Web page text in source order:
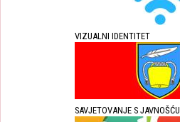
VIZUALNI IDENTITET
SAVJETOVANJE S JAVNOŠĆU